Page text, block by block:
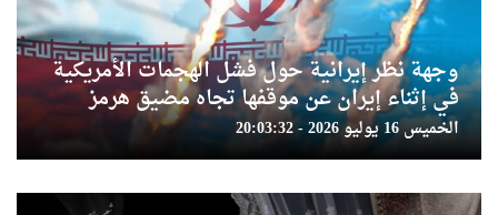
وجهة نظر إيرانية حول فشل الهجمات الأمريكية
في إثناء إيران عن موقفها تجاه مضيق هرمز
الخميس 16 يوليو 2026 - 20:03:32